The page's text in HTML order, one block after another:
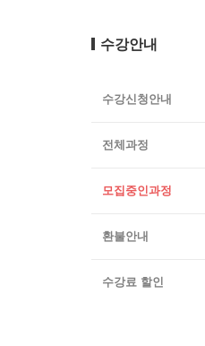
수강안내
수강신청안내
전체과정
모집중인과정
환불안내
수강료 할인